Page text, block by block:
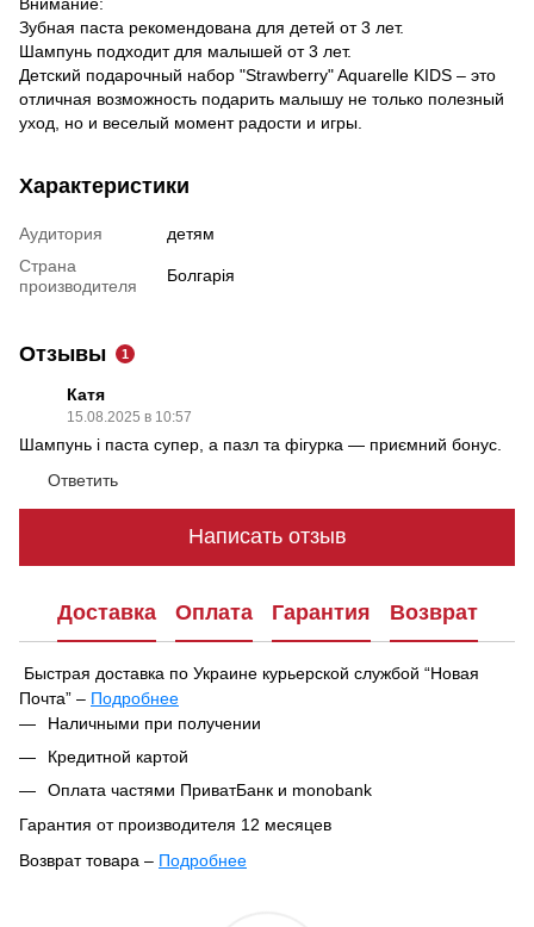
Зубная паста рекомендована для детей от 3 лет.
Шампунь подходит для малышей от 3 лет.
Детский подарочный набор "Strawberry" Aquarelle KIDS – это
отличная возможность подарить малышу не только полезный
уход, но и веселый момент радости и игры.
Характеристики
Аудитория
детям
Страна
производителя
Болгарія
Отзывы 1
Катя
15.08.2025 в 10:57
Шампунь і паста супер, а пазл та фігурка — приємний бонус.
Ответить
Написать отзыв
Доставка Оплата Гарантия Возврат
Быстрая доставка по Украине курьерской службой “Новая
Почта” – Подробнее
При оформлении заказа вы можете выбрать удобный способ
получения посылки:
В ближайшем отделении или почтомате Новой Почты
Курьерская доставка по указанному адресу
Ваш заказ будет отправлен в тот же день после
подтверждения, если он оформлен до 16:00. Если заказ
Наличными при получении
Кредитной картой
Оплата частями ПриватБанк и monobank
Гарантия от производителя 12 месяцев
Возврат товара – Подробнее